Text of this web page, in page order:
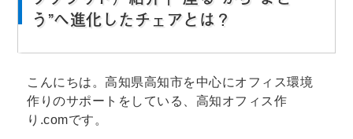
う”へ進化したチェアとは？
こんにちは。高知県高知市を中心にオフィス環境
作りのサポートをしている、高知オフィス作
り.comです。